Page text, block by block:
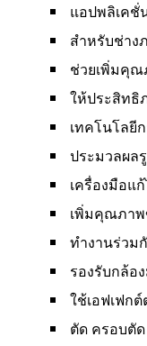
แอปพลิเคชั่
สำหรับช่าง
ช่วยเพิ่มคุ
ให้ประสิทธิ
เทคโนโลยี
ประมวลผล
เครื่องมือแ
เพิ่มคุณภา
ทำงานร่วม
รองรับกล้อ
ใช้เอฟเฟก
ตัด ครอบตั